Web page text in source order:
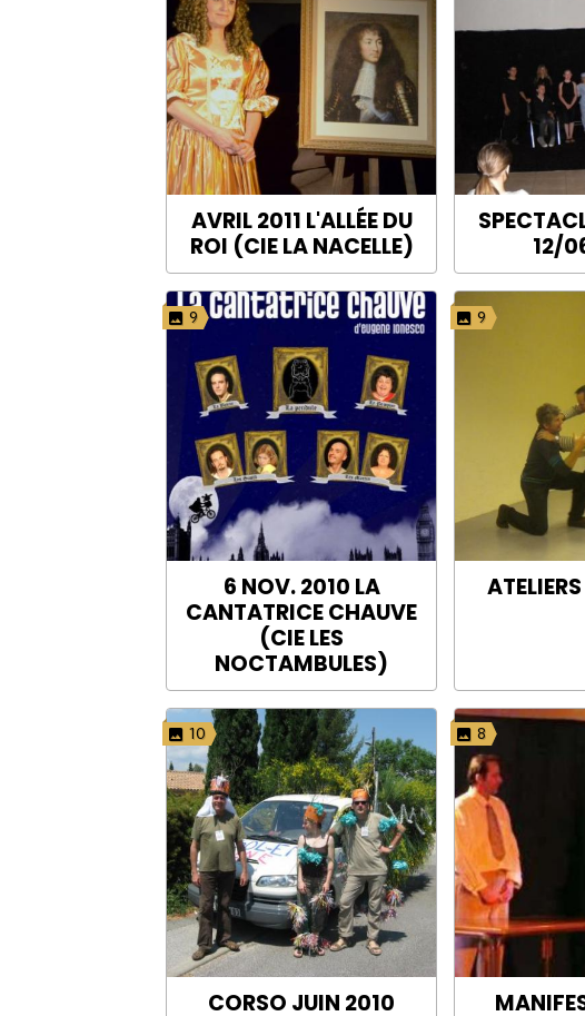
AVRIL 2011 L'ALLÉE DU
ROI (CIE LA NACELLE)
12/
9
6 NOV. 2010 LA
CANTATRICE CHAUVE
(CIE LES
NOCTAMBULES)
9
10
CORSO JUIN 2010
8